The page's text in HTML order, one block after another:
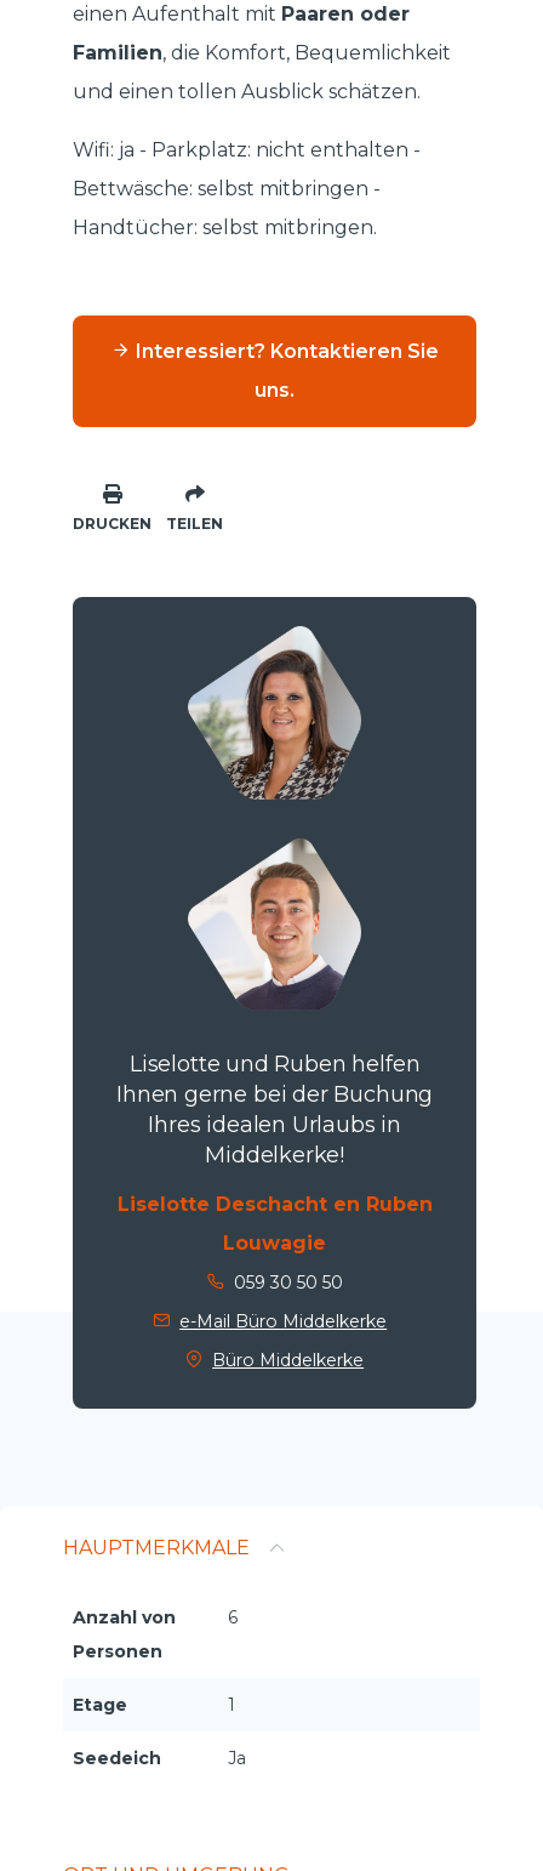
einen Aufenthalt mit Paaren oder
Familien, die Komfort, Bequemlichkeit
und einen tollen Ausblick schätzen.
Wifi: ja - Parkplatz: nicht enthalten -
Bettwäsche: selbst mitbringen -
Handtücher: selbst mitbringen.
uns.
DRUCKEN TEILEN
Liselotte und Ruben helfen
Ihnen gerne bei der Buchung
Ihres idealen Urlaubs in
Middelkerke!
Liselotte Deschacht en Ruben
Louwagie
059 30 50 50
e-Mail Büro Middelkerke
Büro Middelkerke
HAUPTMERKMALE
Anzahl von
Personen
6
Etage 1
Seedeich Ja